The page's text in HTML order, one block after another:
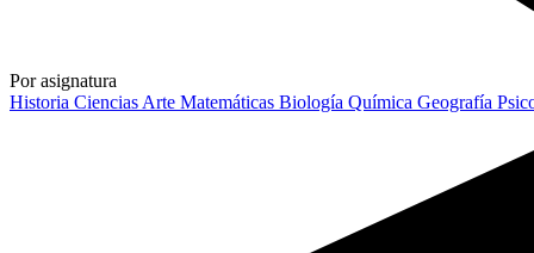
Por asignatura
Historia Ciencias Arte Matemáticas Biología Química Geografía